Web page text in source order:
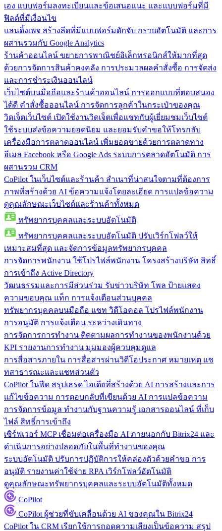
เอง แบบฟอร์มลงทะเบียนและข้อเสนอแนะ และแบบฟอร์มที่มี
ฟิลด์ที่มีเงื่อนไข
แลนดิ้งเพจ สร้างลีดที่มีแบบฟอร์มดักจับ กรวยอัตโนมัติ และการ
ผสานรวมกับ Google Analytics
ร้านค้าออนไลน์ ขยายการพาณิชย์อิเล็กทรอนิกส์ให้มากที่สุด
ด้วยการจัดการสินค้าคงคลัง การประมวลผลคำสั่งซื้อ การจัดส่ง
และการชำระเงินออนไลน์
เว็บไซต์บนมือถือและร้านค้าออนไลน์ การออกแบบที่ตอบสนอง
ได้ดี คำสั่งซื้อออนไลน์ การจัดการลูกค้าในกระเป๋าของคุณ
วิดเจ็ตเว็บไซต์ เปิดใช้งานวิดเจ็ตเพื่อแชทกับผู้เยี่ยมชมเว็บไซต์
ใช้ระบบส่งข้อความยอดนิยม และยอมรับคำขอให้โทรกลับ
เครื่องมือการตลาดออนไลน์ เพิ่มยอดขายด้วยการตลาดทาง
อีเมล Facebook หรือ Google Ads ระบบการตลาดอัตโนมัติ การ
ผสานรวม CRM
CoPilot ในเว็บไซต์และร้านค้า สำเนาที่น่าสนใจตามที่ต้องการ
ภาพที่สร้างด้วย AI ข้อความแจ้งโดยละเอียด การแปลข้อความ
ดูคุณลักษณะเว็บไซต์และร้านค้าทั้งหมด
ทรัพยากรบุคคลและระบบอัตโนมัติ
ทรัพยากรบุคคลและระบบอัตโนมัติ ปรับเวิร์กโฟลว์ให้
เหมาะสมที่สุด และจัดการข้อมูลทรัพยากรบุคคล
การจัดการพนักงาน ใช้โปรไฟล์พนักงาน โครงสร้างบริษัท สิทธิ์
การเข้าถึง Active Directory
วัฒนธรรมและการมีส่วนร่วม รับข่าวบริษัท โพล ป้ายแสดง
ความขอบคุณ แท็ก การแจ้งเตือนส่วนบุคคล
ทรัพยากรบุคคลบนมือถือ แชท วิดีโอคอล โปรไฟล์พนักงาน
การอนุมัติ การแจ้งเตือน ระหว่างเดินทาง
การจัดการการทำงาน ติดตามผลการทำงานของพนักงานด้วย
KPI รายงานการทำงาน มุมมองผู้ควบคุมดูแล
การสื่อสารภายใน การสื่อสารผ่านวิดีโอประกาศ หมายเหตุ แช
ทสาธารณะและแชทส่วนตัว
CoPilot ในฟีด สรุปเธรด ไอเดียที่สร้างด้วย AI การสร้างและการ
แก้ไขข้อความ การตอบกลับที่เขียนด้วย AI การแปลข้อความ
การจัดการข้อมูล ทำงานกับฐานความรู้ เอกสารออนไลน์ ที่เก็บ
ไฟล์ สิทธิ์การเข้าถึง
เซิร์ฟเวอร์ MCP เชื่อมต่อเครื่องมือ AI ภายนอกกับ Bitrix24 และ
ดำเนินการอย่างปลอดภัยในพื้นที่ทำงานของคุณ
ระบบอัตโนมัติ ปรับการปฏิบัติการให้คล่องตัวด้วยคำขอ การ
อนุมัติ รายงานค่าใช้จ่าย RPA เวิร์กโฟลว์อัตโนมัติ
ดูคุณลักษณะทรัพยากรบุคคลและระบบอัตโนมัติทั้งหมด
CoPilot
CoPilot ผู้ช่วยที่ขับเคลื่อนด้วย AI ของคุณใน Bitrix24
CoPilot ใน CRM เรียกใช้การถอดความเสียงเป็นข้อความ สรุป